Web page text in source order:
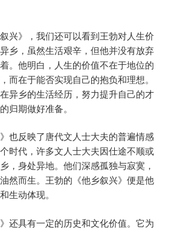
兴》，我们还可以看到王勃对人生价
乡，虽然生活艰辛，但他并没有放弃
。他明白，人生的价值不在于地位的
而在于能否实现自己的抱负和理想。
异乡的生活经历，努力提升自己的才
归期做好准备。
也反映了唐代文人士大夫的普遍情感
时代，许多文人士大夫因仕途不顺或
，身处异地。他们深感孤独与寂寞，
然而生。王勃的《他乡叙兴》便是他
生动体现。
还具有一定的历史和文化价值。它为